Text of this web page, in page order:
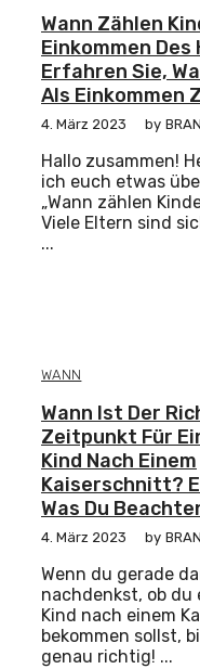
Wann Zählen
Einkommen
Erfahren Sie,
Als Einkommen
4. März 2023 by
Hallo zusammen!
ich euch etwas
„Wann zählen
Viele Eltern sind
...
WANN
Wann Ist Der
Zeitpunkt Für
Kind Nach Einem
Kaiserschnitt?
Was Du
4. März 2023 by
Wenn du gerade
nachdenkst, ob du
Kind nach einem
bekommen sollst,
genau richtig! ...